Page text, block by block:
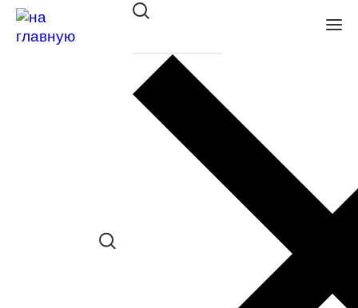
Оправа Merel 7840 C01
в наличии (Осталась 1 шт.) *наличие
товара в конкретном салоне
необходимо уточнять отдельно
Сравнить товар